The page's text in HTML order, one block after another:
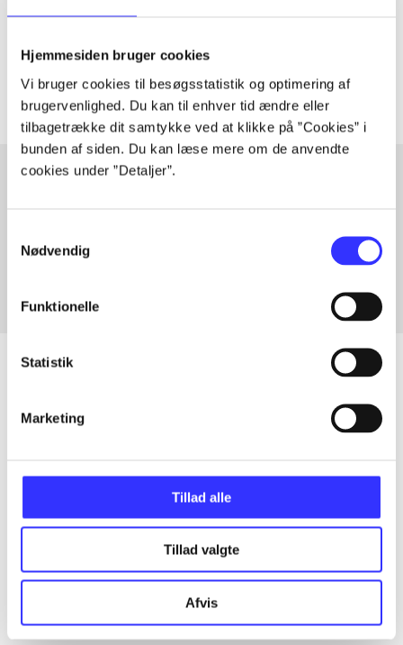
Hjemmesiden bruger cookies
Vi bruger cookies til besøgsstatistik og optimering af
brugervenlighed. Du kan til enhver tid ændre eller
tilbagetrække dit samtykke ved at klikke på ”Cookies” i
bunden af siden. Du kan læse mere om de anvendte
cookies under ”Detaljer”.
Nødvendig
Funktionelle
Statistik
Marketing
Tillad alle
Tillad valgte
Afvis
Artiklerne i handler ofte om
Fra
Artikler